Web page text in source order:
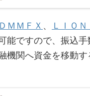
ＤＭＭＦＸ 、 ＬＩＯＮ
能ですので、振込手
機関へ資金を移動